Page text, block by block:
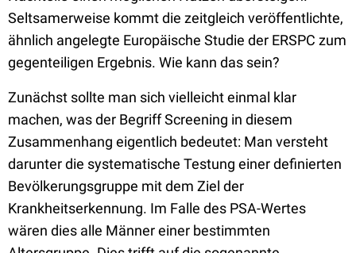
Seltsamerweise kommt die zeitgleich veröffentlichte,
ähnlich angelegte Europäische Studie der ERSPC zum
gegenteiligen Ergebnis. Wie kann das sein?
Zunächst sollte man sich vielleicht einmal klar
machen, was der Begriff Screening in diesem
Zusammenhang eigentlich bedeutet: Man versteht
darunter die systematische Testung einer definierten
Bevölkerungsgruppe mit dem Ziel der
Krankheitserkennung. Im Falle des PSA-Wertes
wären dies alle Männer einer bestimmten